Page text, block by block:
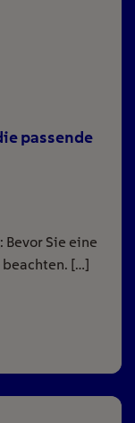
passende
Sie eine
[…]